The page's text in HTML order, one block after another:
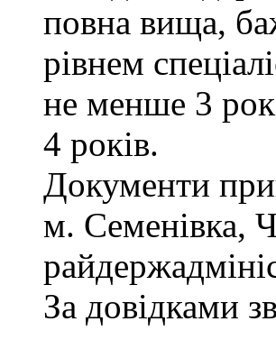
повна вища,
рівнем
не менше 3
4 років.
Документи
м. Семенівка,
За довідками